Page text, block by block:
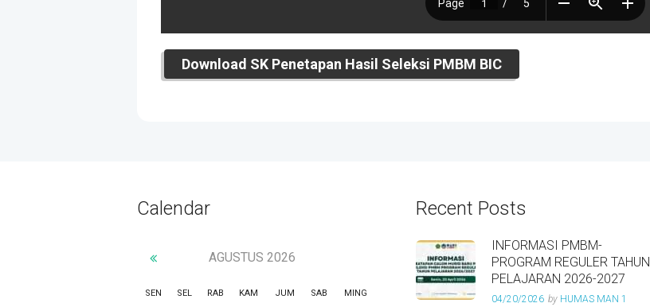
Download SK Penetapan Hasil Seleksi PMBM BIC
Calendar
AGUSTUS 2026
SEN SEL RAB KAM JUM SAB MING
Recent Posts
INFORMASI PMBM-
PROGRAM REGULER TAHUN
PELAJARAN 2026-2027
04/20/2026 by HUMAS MAN 1